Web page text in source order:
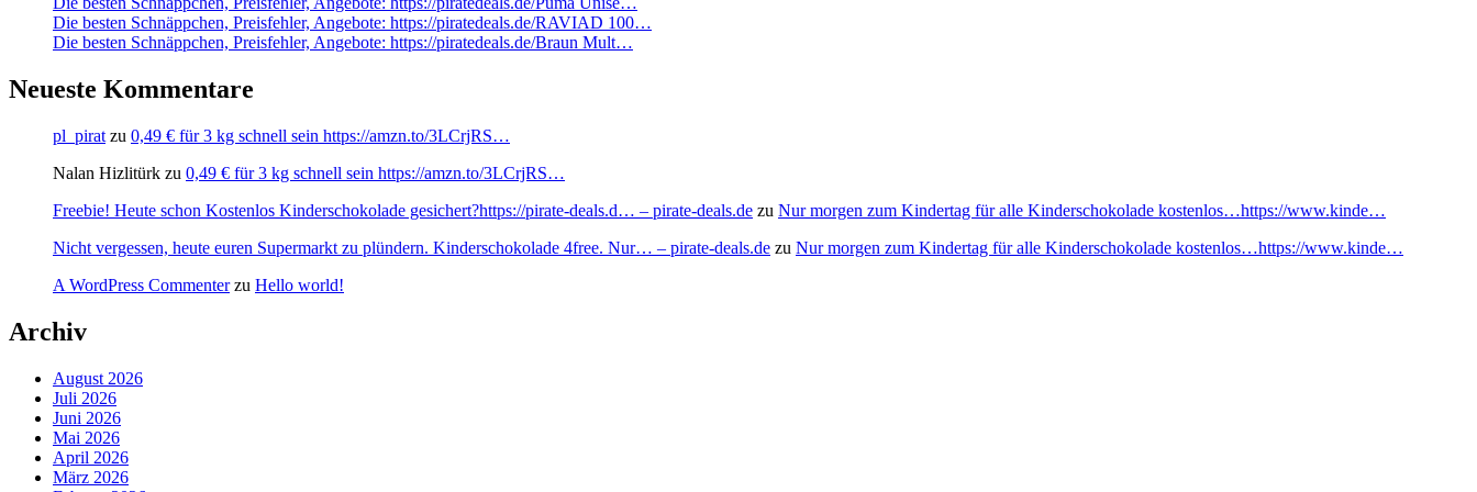
Die besten Schnäppchen, Preisfehler, Angebote: https://piratedeals.de/RAVIAD 100…
Die besten Schnäppchen, Preisfehler, Angebote: https://piratedeals.de/Braun Mult…
Neueste Kommentare
pl_pirat zu 0,49 € für 3 kg schnell sein https://amzn.to/3LCrjRS…
Nalan Hizlitürk zu 0,49 € für 3 kg schnell sein https://amzn.to/3LCrjRS…
Freebie! Heute schon Kostenlos Kinderschokolade gesichert?https://pirate-deals.d… – pirate-deals.de zu Nur morgen zum Kindertag für alle Kinderschokolade kostenlos…https://www.kinde…
Nicht vergessen, heute euren Supermarkt zu plündern. Kinderschokolade 4free. Nur… – pirate-deals.de zu Nur morgen zum Kindertag für alle Kinderschokolade kostenlos…https://www.kinde…
A WordPress Commenterzu Hello world!
Archiv
August 2026
Juli 2026
Juni 2026
Mai 2026
April 2026
März 2026